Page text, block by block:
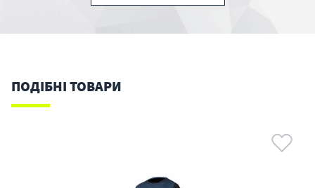
ПОДІБНІ ТОВАРИ